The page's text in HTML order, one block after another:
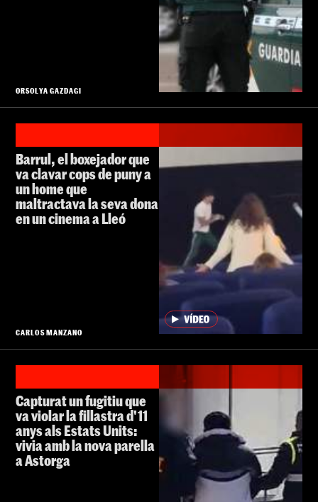
ORSOLYA GAZDAGI
Barrul, el boxejador que
va clavar cops de puny a
un home que
maltractava la seva dona
en un cinema a Lleó
CARLOS MANZANO
Capturat un fugitiu que
va violar la fillastra d'11
anys als Estats Units:
vivia amb la nova parella
a Astorga